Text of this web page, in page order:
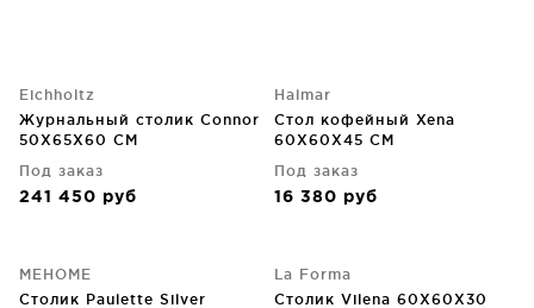
Eichholtz
Журнальный столик Connor
50X65X60 CM
Под заказ
241 450 руб
Halmar
Стол кофейный Xena
60X60X45 CM
Под заказ
16 380 руб
MEHOME
Столик Paulette Silver
La Forma
Столик Vilena 60X60X30